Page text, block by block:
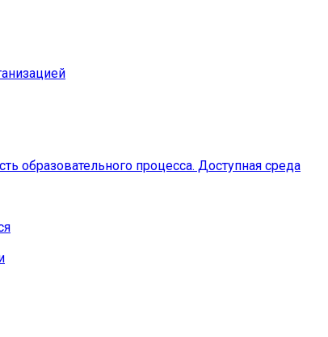
образовательного процесса. Доступная среда